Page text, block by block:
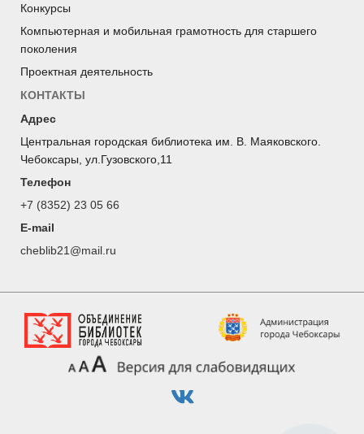
Конкурсы
Компьютерная и мобильная грамотность для старшего
поколения
Проектная деятельность
КОНТАКТЫ
Адрес
Центральная городская библиотека им. В. Маяковского.
Чебоксары, ул.Гузовского,11
Телефон
+7 (8352) 23 05 66
E-mail
cheblib21@mail.ru